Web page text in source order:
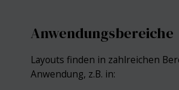
Anwendungsbereiche
Layouts finden in zahlreichen
Anwendung, z.B. in: